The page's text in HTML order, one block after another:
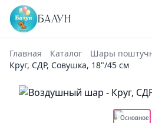
БАЛУН
Главная Каталог Шары
Круг, СДР, Совушка, 18"/45 см
Основное